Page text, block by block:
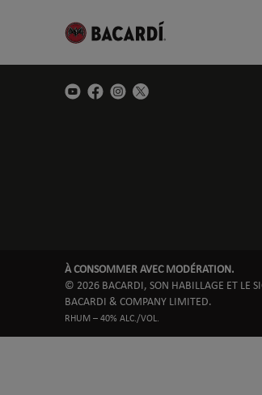
À CONSOMMER AVEC MODÉRATION.
© 2026 BACARDI, SON HABILLAGE ET LE
BACARDI & COMPANY LIMITED.
RHUM – 40% ALC./VOL.